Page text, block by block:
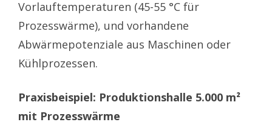
Vorlauftemperaturen (45-55 °C für
Prozesswärme), und vorhandene
Abwärmepotenziale aus Maschinen oder
Kühlprozessen.
Praxisbeispiel: Produktionshalle 5.000 m²
mit Prozesswärme